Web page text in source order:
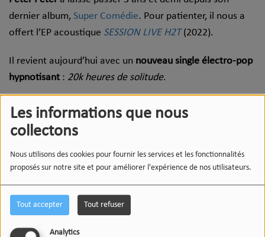
Les informations que nous
collectons
Nous utilisons des cookies pour fournir les services et les fonctionnalités
proposés sur notre site et pour améliorer l'expérience de nos utilisateurs.
Tout accepter Tout refuser
Analytics
dernier album, Super Comédie. Pour patienter, il nous a
offert l’EP acoustique SESSION LIVE H2T(2022).
Il revient aujourd’hui avec un nouveau single électro-pop
hypnotisant : 20k heures de solitude.
Je récite
Les yeux clos
Pour moi seul
Ma bouche qui
Soliloque